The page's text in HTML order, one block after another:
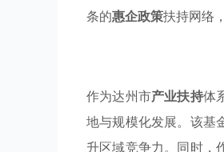
条的惠企政策扶持网络
作为达州市产业扶持体
地与规模化发展。该基
升区域竞争力。同时，